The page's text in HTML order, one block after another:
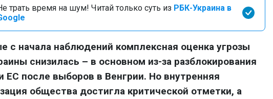
трать время на шум! Читай только суть из РБК-Украина в
с начала наблюдений комплексная оценка угрозы
снизилась – в основном из-за разблокирования
ЕС после выборов в Венгрии. Но внутренняя
общества достигла критической отметки, а